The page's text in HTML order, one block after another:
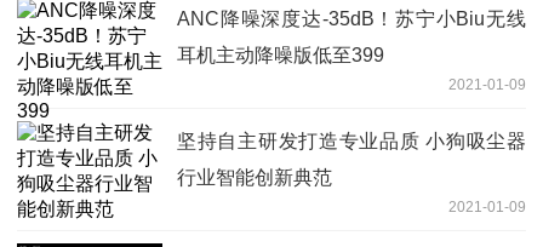
ANC降噪深度达-35dB！苏宁小Biu无线
耳机主动降噪版低至399
2021-01-09
坚持自主研发打造专业品质 小狗吸尘器
行业智能创新典范
2021-01-09